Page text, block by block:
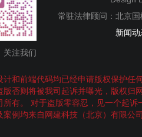
关注我们
常驻法律顾问：北京
新闻动
计和前端代码均已经申请版权保护任
版否则将被我司起诉并曝光，版权归
所有。 对于盗版零容忍，见一个起诉
案例均来自网建科技（北京）有限公司